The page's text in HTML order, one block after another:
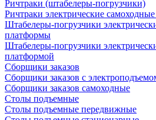
Ричтраки (штабелеры-погрузчики)
Ричтраки электрические
Штабелеры-погрузчики
платформы
Штабелеры-погрузчики
платформой
Сборщики заказов
Сборщики заказов с
Сборщики заказов самоходные
Столы подъемные
Столы подъемные передвижные